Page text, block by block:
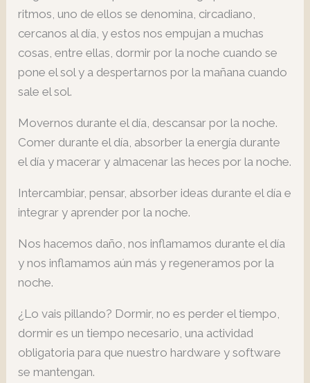
ritmos, uno de ellos se denomina, circadiano,
cercanos al día, y estos nos empujan a muchas
cosas, entre ellas, dormir por la noche cuando se
pone el sol y a despertarnos por la mañana cuando
sale el sol.
Movernos durante el día, descansar por la noche.
Comer durante el día, absorber la energía durante
el día y macerar y almacenar las heces por la noche.
Intercambiar, pensar, absorber ideas durante el día e
integrar y aprender por la noche.
Nos hacemos daño, nos inflamamos durante el día
y nos inflamamos aún más y regeneramos por la
noche.
¿Lo vais pillando? Dormir, no es perder el tiempo,
dormir es un tiempo necesario, una actividad
obligatoria para que nuestro hardware y software
se mantengan.